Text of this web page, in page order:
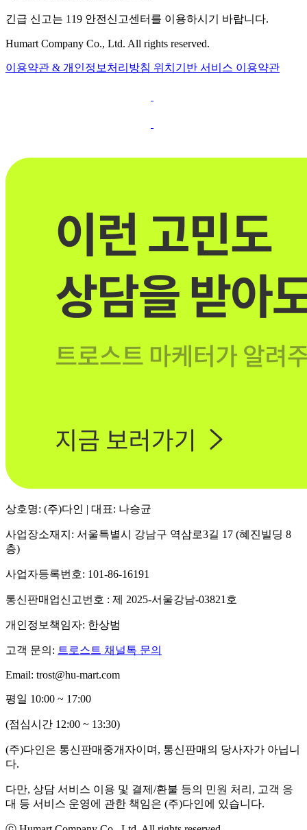
긴급 신고는 119 안전신고센터를 이용하시기 바랍니다.
Humart Company Co., Ltd. All rights reserved.
이용약관 & 개인정보처리방침 위치기반 서비스 이용약관
상호명: (주)다인 | 대표: 나승균
사업장소재지: 서울특별시 강남구 역삼로3길 17 (혜진빌딩 8
층)
사업자등록번호: 101-86-16191
통신판매업신고번호 : 제 2025-서울강남-03821호
개인정보책임자: 한상범
고객 문의: 트로스트 채널톡 문의
Email: trost@hu-mart.com
평일 10:00 ~ 17:00
(점심시간 12:00 ~ 13:30)
(주)다인은 통신판매중개자이며, 통신판매의 당사자가 아닙니
다.
다만, 상담 서비스 이용 및 결제/환불 등의 민원 처리, 고객 응
대 등 서비스 운영에 관한 책임은 (주)다인에 있습니다.